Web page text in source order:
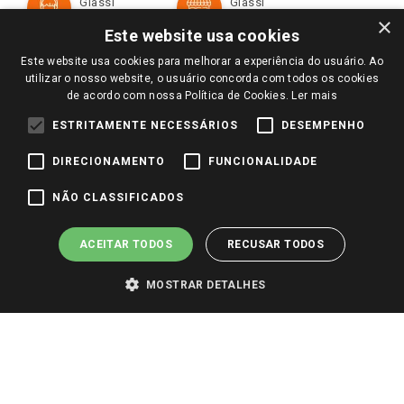
Televendas
Notícias
Perguntas frequentes
Identidade Visual
Trocas e Devoluções
Redes Sociais
Pagamento e Segurança
×
Este website usa cookies
Este website usa cookies para melhorar a experiência do usuário. Ao
utilizar o nosso website, o usuário concorda com todos os cookies
de acordo com nossa Política de Cookies. Ler mais
ESTRITAMENTE NECESSÁRIOS DESEMPENHO
DIRECIONAMENTO FUNCIONALIDADE
NÃO CLASSIFICADOS
ACEITAR TODOS RECUSAR TODOS
MOSTRAR DETALHES